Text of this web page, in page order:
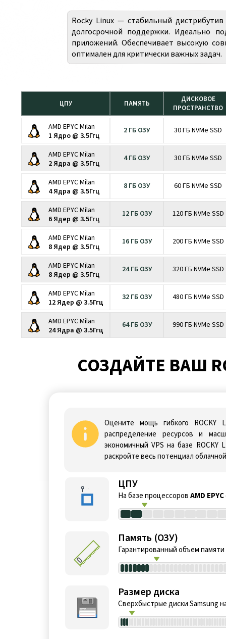
Rocky Linux — стабильный
долгосрочной поддержки. Идеально
приложений. Обеспечивает высокую
оптимален для критически важных задач.
ЦПУ ПАМЯТЬ
ДИСКОВОЕ
ПРОСТРАНСТВО
AMD EPYC Milan
1 Ядро @ 3.5Ггц
2 ГБ ОЗУ 30 ГБ NVMe SSD
AMD EPYC Milan
2 Ядра @ 3.5Ггц
4 ГБ ОЗУ 30 ГБ NVMe SSD
AMD EPYC Milan
4 Ядра @ 3.5Ггц
8 ГБ ОЗУ 60 ГБ NVMe SSD
AMD EPYC Milan
6 Ядер @ 3.5Ггц
12 ГБ ОЗУ 120 ГБ NVMe SSD
AMD EPYC Milan
8 Ядер @ 3.5Ггц
16 ГБ ОЗУ 200 ГБ NVMe SSD
AMD EPYC Milan
8 Ядер @ 3.5Ггц
24 ГБ ОЗУ 320 ГБ NVMe SSD
AMD EPYC Milan
12 Ядер @ 3.5Ггц
32 ГБ ОЗУ 480 ГБ NVMe SSD
AMD EPYC Milan
24 Ядра @ 3.5Ггц
64 ГБ ОЗУ 990 ГБ NVMe SSD
СОЗДАЙТЕ ВАШ
Оцените мощь гибкого ROCKY
распределение ресурсов и
экономичный VPS на базе
раскройте весь потенциал
ЦПУ
На базе процессоровAMD EPYC
Память (ОЗУ)
Гарантированный объем памяти
Размер диска
Сверхбыстрые диски Samsung